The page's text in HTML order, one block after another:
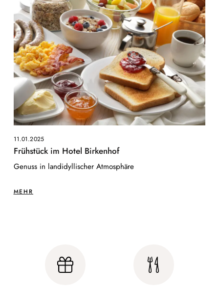
11.01.2025
Frühstück im Hotel Birkenhof
Genuss in landidyllischer Atmosphäre
MEHR